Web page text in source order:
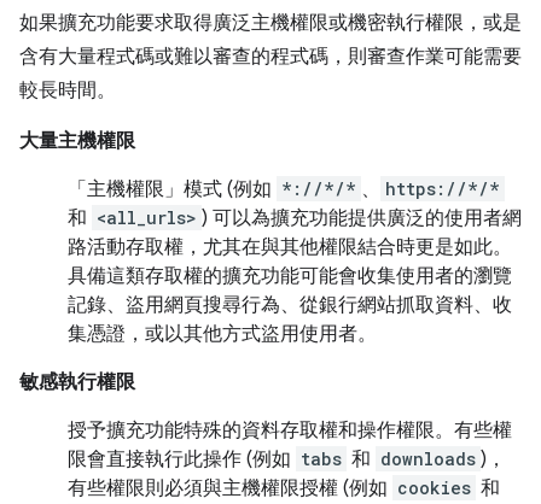
如果擴充功能要求取得廣泛主機權限或機密執行權限，或是
含有大量程式碼或難以審查的程式碼，則審查作業可能需要
較長時間。
大量主機權限
「主機權限」 模式 (例如 *://*/* 、 https://*/*
和 <all_urls> ) 可以為擴充功能提供廣泛的使用者網
路活動存取權，尤其在與其他權限結合時更是如此。
具備這類存取權的擴充功能可能會收集使用者的瀏覽
記錄、盜用網頁搜尋行為、從銀行網站抓取資料、收
集憑證，或以其他方式盜用使用者。
敏感執行權限
授予擴充功能特殊的資料存取權和操作權限。有些權
限會直接執行此操作 (例如 tabs 和 downloads )，
有些權限則必須與主機權限授權 (例如 cookies 和